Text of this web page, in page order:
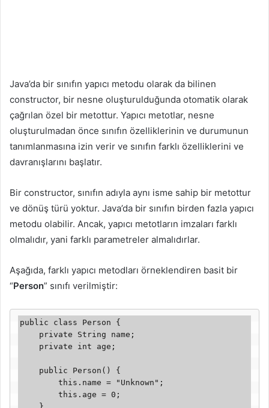
Java’da bir sınıfın yapıcı metodu olarak da bilinen
constructor, bir nesne oluşturulduğunda otomatik olarak
çağrılan özel bir metottur. Yapıcı metotlar, nesne
oluşturulmadan önce sınıfın özelliklerinin ve durumunun
tanımlanmasına izin verir ve sınıfın farklı özelliklerini ve
davranışlarını başlatır.
Bir constructor, sınıfın adıyla aynı isme sahip bir metottur
ve dönüş türü yoktur. Java’da bir sınıfın birden fazla yapıcı
metodu olabilir. Ancak, yapıcı metotların imzaları farklı
olmalıdır, yani farklı parametreler almalıdırlar.
Aşağıda, farklı yapıcı metodları örneklendiren basit bir
“Person” sınıfı verilmiştir:
public class Person {
        this.name = "Unknown";
        this.age = 0;